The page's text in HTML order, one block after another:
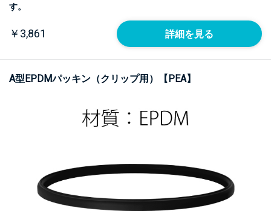
す。
￥3,861 詳細を見る
A型EPDMパッキン（クリップ用）【PEA】